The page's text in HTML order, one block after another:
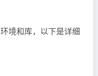
境和库，以下是详细